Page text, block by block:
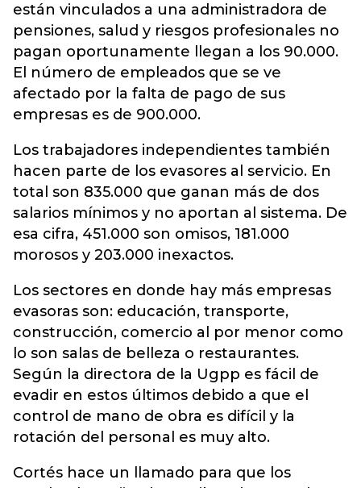
están vinculados a una administradora de
pensiones, salud y riesgos profesionales no
pagan oportunamente llegan a los 90.000.
El número de empleados que se ve
afectado por la falta de pago de sus
empresas es de 900.000.
Los trabajadores independientes también
hacen parte de los evasores al servicio. En
total son 835.000 que ganan más de dos
salarios mínimos y no aportan al sistema. De
esa cifra, 451.000 son omisos, 181.000
morosos y 203.000 inexactos.
Los sectores en donde hay más empresas
evasoras son: educación, transporte,
construcción, comercio al por menor como
lo son salas de belleza o restaurantes.
Según la directora de la Ugpp es fácil de
evadir en estos últimos debido a que el
control de mano de obra es difícil y la
rotación del personal es muy alto.
Cortés hace un llamado para que los